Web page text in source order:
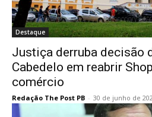
Destaque
Justiça derruba decisão
Cabedelo em reabrir
comércio
Redação The Post PB - 30 de junho de